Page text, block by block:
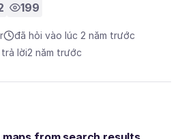
199
đã hỏi vào lúc 2 năm trước
lời2 năm trước